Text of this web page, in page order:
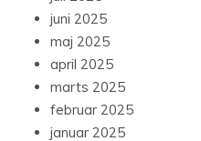
juni 2025
maj 2025
april 2025
marts 2025
februar 2025
januar 2025